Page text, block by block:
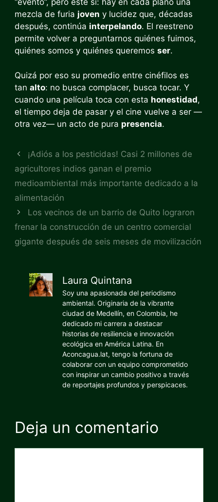
“evento”, pero este sí: hay en cada plano una
mezcla de furia joven y lucidez que, décadas
después, continúa interpelando. El reestreno
permite volver a preguntarnos quiénes fuimos,
quiénes somos y quiénes queremos ser.
Quizá por eso su promedio entre cinéfilos es
tan alto: no busca complacer, busca tocar. Y
cuando una película toca con esta honestidad,
el tiempo deja de pasar y el cine vuelve a ser —
otra vez— un acto de pura presencia.
¡Adiós a los pesticidas! Casi 2 millones de
agricultores indios ganan el premio
medioambiental más importante dedicado a la
alimentación
Los vecinos de un barrio de Quito lograron
frenar la construcción de un centro comercial
gigante después de seis meses de movilización
Laura Quintana
Soy una apasionada del periodismo
ambiental. Originaria de la vibrante
ciudad de Medellín, en Colombia, he
dedicado mi carrera a destacar
historias de resiliencia e innovación
ecológica en América Latina. En
Aconcagua.lat, tengo la fortuna de
colaborar con un equipo comprometido
con inspirar un cambio positivo a través
de reportajes profundos y perspicaces.
Deja un comentario